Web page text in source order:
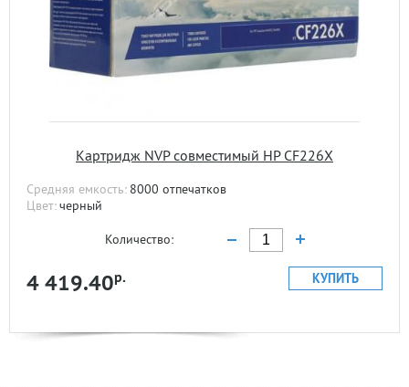
Kартридж NVP совместимый HP CF226X
Средняя емкость: 8000 отпечатков
Цвет:черный
Количество:
4 419.40р. КУПИТЬ